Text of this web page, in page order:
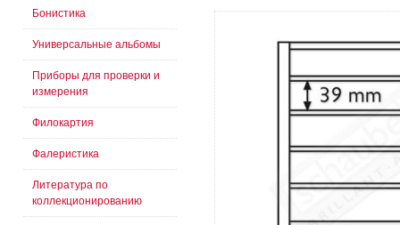
Бонистика
Универсальные альбомы
Приборы для проверки и
измерения
Филокартия
Фалеристика
Литература по
коллекционированию